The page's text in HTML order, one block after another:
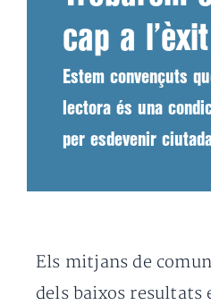
cap a
Estem convençuts
lectora és una
per esdevenir
Els mitjans de
dels baixos resultats